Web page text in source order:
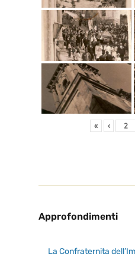
« ‹
Approfondimenti
La Confraternita